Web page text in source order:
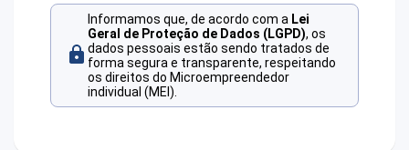
Informamos que, de acordo com a Lei
Geral de Proteção de Dados (LGPD), os
dados pessoais estão sendo tratados de
forma segura e transparente, respeitando
os direitos do Microempreendedor
individual (MEI).